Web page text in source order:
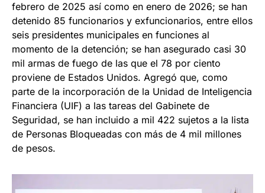
febrero de 2025 así como en enero de 2026; se han
detenido 85 funcionarios y exfuncionarios, entre ellos
seis presidentes municipales en funciones al
momento de la detención; se han asegurado casi 30
mil armas de fuego de las que el 78 por ciento
proviene de Estados Unidos. Agregó que, como
parte de la incorporación de la Unidad de Inteligencia
Financiera (UIF) a las tareas del Gabinete de
Seguridad, se han incluido a mil 422 sujetos a la lista
de Personas Bloqueadas con más de 4 mil millones
de pesos.